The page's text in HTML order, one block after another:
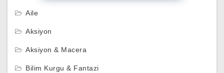
Aile
Aksiyon
Aksiyon & Macera
Bilim Kurgu & Fantazi